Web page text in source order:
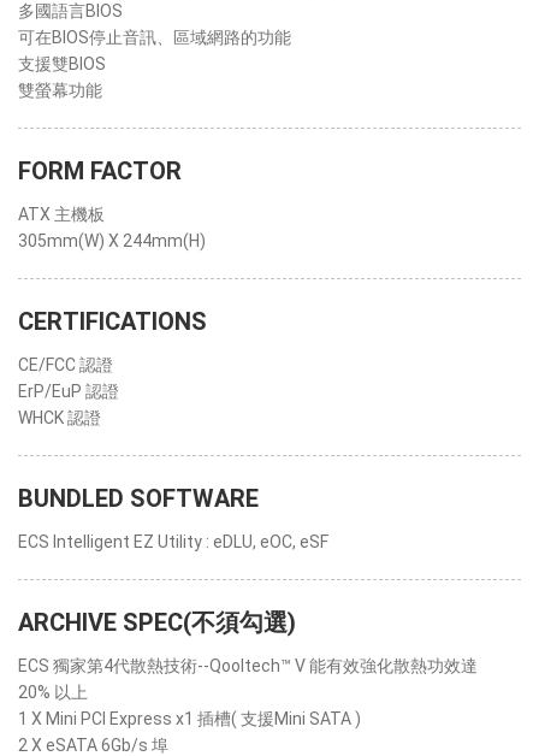
多國語言BIOS
可在BIOS停止音訊、區域網路的功能
支援雙BIOS
雙螢幕功能
FORM FACTOR
ATX 主機板
305mm(W) X 244mm(H)
CERTIFICATIONS
CE/FCC 認證
ErP/EuP 認證
WHCK 認證
BUNDLED SOFTWARE
ECS Intelligent EZ Utility : eDLU, eOC, eSF
ARCHIVE SPEC(不須勾選)
ECS 獨家第4代散熱技術--Qooltech™ V 能有效強化散熱功效達
20% 以上
1 X Mini PCI Express x1 插槽( 支援Mini SATA )
2 X eSATA 6Gb/s 埠